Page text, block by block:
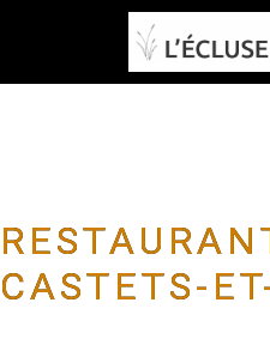
Panneau de gestion des
CASTETS-